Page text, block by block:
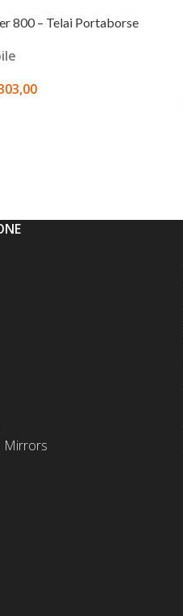
800 – Telai Portaborse
Mirrors